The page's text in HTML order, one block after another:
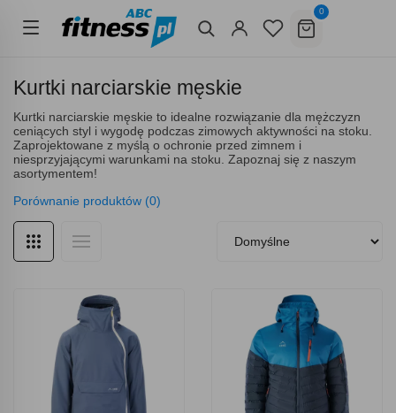
0
Kurtki narciarskie męskie
Kurtki narciarskie męskie to idealne rozwiązanie dla mężczyzn
ceniących styl i wygodę podczas zimowych aktywności na stoku.
Zaprojektowane z myślą o ochronie przed zimnem i
niesprzyjającymi warunkami na stoku. Zapoznaj się z naszym
asortymentem!
Porównanie produktów (0)